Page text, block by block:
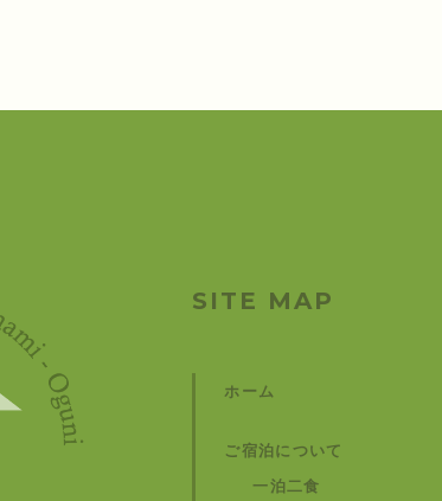
SITE MAP
ホーム
ご宿泊について
一泊二食